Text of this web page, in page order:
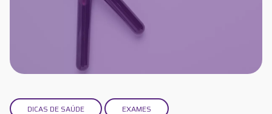
DICAS DE SAÚDE EXAMES